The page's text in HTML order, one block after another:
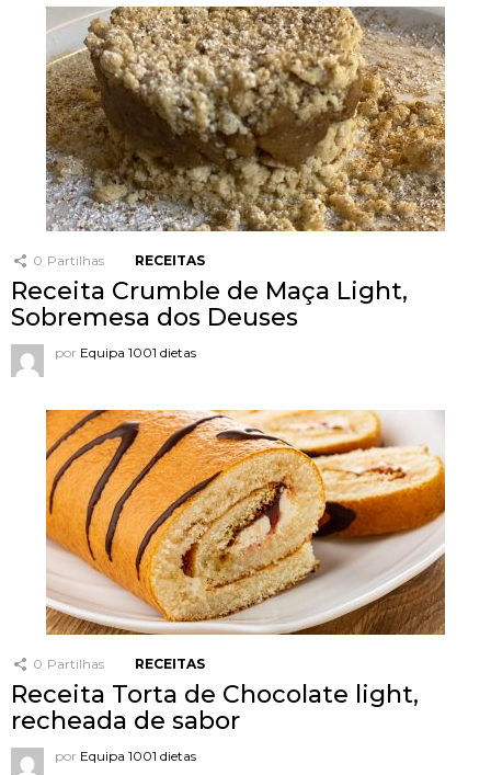
0 Partilhas RECEITAS
Receita Crumble de Maça Light,
Sobremesa dos Deuses
por Equipa 1001 dietas
0 Partilhas RECEITAS
Receita Torta de Chocolate light,
recheada de sabor
por Equipa 1001 dietas